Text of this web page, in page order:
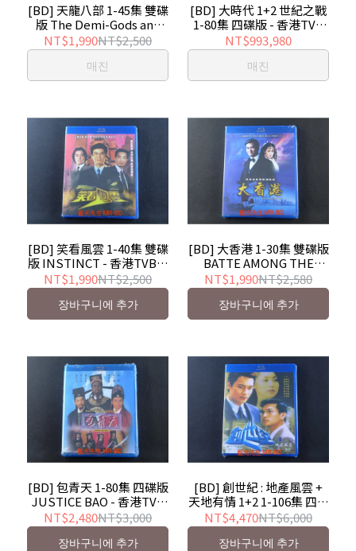
[BD] 天龍八部 1-45集 雙碟
版 The Demi-Gods and
Semi-Devils - 香港TVB影
集
NT$1,990NT$2,500
매진
[BD] 大時代 1+2 世紀之戰
1-80集 四碟版 - 香港TVB
影集
NT$993,980
매진
[BD] 笑看風雲 1-40集 雙碟
版 INSTINCT - 香港TVB影
集
NT$1,990NT$2,500
장바구니에 추가
[BD] 大香港 1-30集 雙碟版
BATTE AMONG THE
CLANS - 香港TVB影集
NT$1,990NT$2,580
장바구니에 추가
[BD] 包青天 1-80集 四碟版
JUSTICE BAO - 香港TVB
影集
NT$2,480NT$3,000
장바구니에 추가
[BD] 創世紀 : 地產風雲 +
天地有情 1+2 1-106集 四碟
版 AT THE THRESHOLD
OF AN ERA - 香港TVB影集
NT$4,470NT$6,000
장바구니에 추가